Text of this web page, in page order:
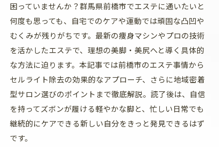
困っていませんか？群馬県前橋市でエステに通いたいと
何度も思っても、自宅でのケアや運動では頑固な凸凹や
むくみが残りがちです。最新の痩身マシンやプロの技術
を活かしたエステで、理想の美脚・美尻へと導く具体的
な方法に迫ります。本記事では前橋市のエステ事情から
セルライト除去の効果的なアプローチ、さらに地域密着
型サロン選びのポイントまで徹底解説。読了後は、自信
を持ってズボンが履ける軽やかな脚と、忙しい日常でも
継続的にケアできる新しい自分をきっと発見できるはず
です。